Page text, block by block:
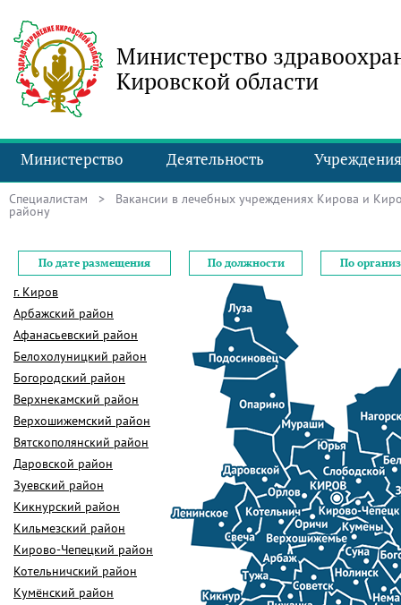
Министерство
Кировской области
Министерство Деятельность Учреждения
Специалистам > Вакансии в лечебных учреждениях Кирова и
району
По дате размещения По должности По
г. Киров
Арбажский район
Афанасьевский район
Белохолуницкий район
Богородский район
Верхнекамский район
Верхошижемский район
Вятскополянский район
Даровской район
Зуевский район
Кикнурский район
Кильмезский район
Кирово-Чепецкий район
Котельничский район
Кумёнский район